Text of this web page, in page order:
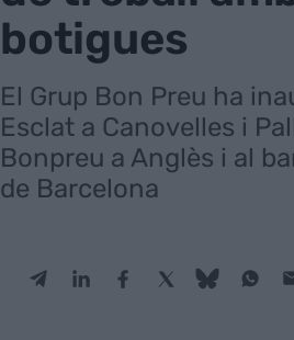
botigues
El Grup Bon Preu ha
Esclat a Canovelles i
Bonpreu a Anglès i al
de Barcelona